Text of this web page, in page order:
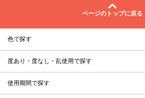
ページのトップに戻る
色で探す
度あり・度なし・乱使用で探す
使用期間で探す